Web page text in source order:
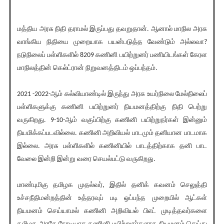
மத்திய அரசு நிதி தராமல் இருப்பது தவறுதான். ஆனால் மாநில அரசு
வாங்கிய நிதியை முறையாக பயன்படுத்த வேண்டும் அல்லவா?
நடுநிலைப் பள்ளிகளில் 8209 கணினி பயிற்றுனர் பணியிடங்கள் கேரள
மாநிலத்தின் கெல்ட்ரான் நிறுவனத்திடம் ஒப்பந்தம்.
2021 -2022-ஆம் கல்வியாண்டில் இருந்து அரசு உயர்நிலை மேல்நிலைப்
பள்ளிகளுக்கு கணினி பயிற்றுனர் நியமனத்திற்கு நிதி பெற்று
வருகிறது. 9-10-ஆம் வகுப்பிற்கு கணினி பயிற்றுநர்கள் இன்னும்
நியமிக்கப்படவில்லை. கணினி அறிவியல் பாடமும் தனியான பாடமாக
இல்லை. அரசு பள்ளிகளில் கணினியில் பாடத்திற்காக தனி பாட
வேலை இன்றி இன்று வரை செயல்பட்டு வருகிறது.
மாண்புமிகு தமிழக முதல்வர், இதில் தனிக் கவனம் செலுத்தி
உச்சநீதிமன்றத்தின் உத்தரவுப் படி ஒப்பந்த முறையில் ஆட்கள்
நியமனம் செய்யாமல் கணினி அறிவியல் பிஎட் முடித்தவர்களை